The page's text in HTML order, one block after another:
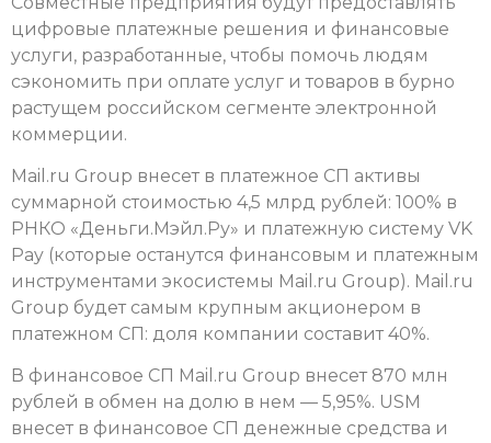
цифровые платежные решения и финансовые
услуги, разработанные, чтобы помочь людям
сэкономить при оплате услуг и товаров в бурно
растущем российском сегменте электронной
коммерции.
Mail.ru Group внесет в платежное СП активы
суммарной стоимостью 4,5 млрд рублей: 100% в
РНКО «Деньги.Мэйл.Ру» и платежную систему VK
Pay (которые останутся финансовым и платежным
инструментами экосистемы Mail.ru Group). Mail.ru
Group будет самым крупным акционером в
платежном СП: доля компании составит 40%.
В финансовое СП Mail.ru Group внесет 870 млн
рублей в обмен на долю в нем — 5,95%. USM
внесет в финансовое СП денежные средства и